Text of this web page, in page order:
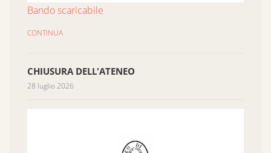
Bando scaricabile
CONTINUA
CHIUSURA DELL'ATENEO
28 luglio 2026